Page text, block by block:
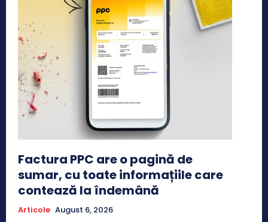
Factura PPC are o pagină de
sumar, cu toate informațiile care
contează la îndemână
Articole August 6, 2026